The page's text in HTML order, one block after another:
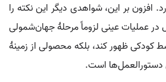
افزون بر این، شواهدی دیگر این نکته را
عملیات عینی لزوماً مرحلهٔ جهان‌شمولی
کودکی ظهور کند، بلکه محصولی از زمینهٔ
دستورالعمل‌ها است.